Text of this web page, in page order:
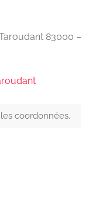
83000 –
coordonnées.